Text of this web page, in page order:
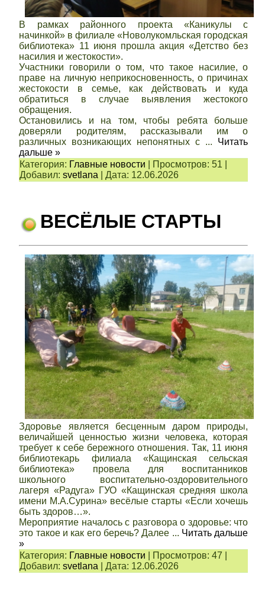
В рамках районного проекта «Каникулы с
начинкой» в филиале «Новолукомльская городская
библиотека» 11 июня прошла акция «Детство без
насилия и жестокости».
Участники говорили о том, что такое насилие, о
праве на личную неприкосновенность, о причинах
жестокости в семье, как действовать и куда
обратиться в случае выявления жестокого
обращения.
Остановились и на том, чтобы ребята больше
доверяли родителям, рассказывали им о
различных возникающих непонятных с ... Читать
дальше »
Категория: Главные новости Просмотров: 51
Добавил: svetlana |Дата: 12.06.2026
ВЕСЁЛЫЕ СТАРТЫ
Здоровье является бесценным даром природы,
величайшей ценностью жизни человека, которая
требует к себе бережного отношения. Так, 11 июня
библиотекарь филиала «Кащинская сельская
библиотека» провела для воспитанников
школьного воспитательно-оздоровительного
лагеря «Радуга» ГУО «Кащинская средняя школа
имени М.А.Сурина» весёлые старты «Если хочешь
быть здоров…».
Мероприятие началось с разговора о здоровье: что
это такое и как его беречь? Далее ... Читать дальше
»
Категория: Главные новости Просмотров: 47
Добавил: svetlana |Дата: 12.06.2026